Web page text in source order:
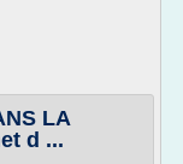
LA
d ...